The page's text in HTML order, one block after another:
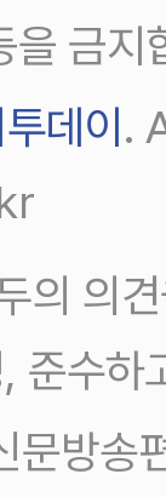
을 금지
데이 .
의 의
준수하
문방송